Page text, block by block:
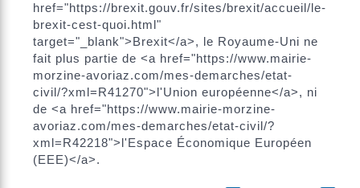
href="https://brexit.gouv.fr/sites/brexit/accueil/le-
brexit-cest-quoi.html"
target="_blank">Brexit</a>, le Royaume-Uni ne
fait plus partie de <a href="https://www.mairie-
morzine-avoriaz.com/mes-demarches/etat-
civil/?xml=R41270">l'Union européenne</a>, ni
de <a href="https://www.mairie-morzine-
avoriaz.com/mes-demarches/etat-civil/?
xml=R42218">l'Espace Économique Européen
(EEE)</a>.